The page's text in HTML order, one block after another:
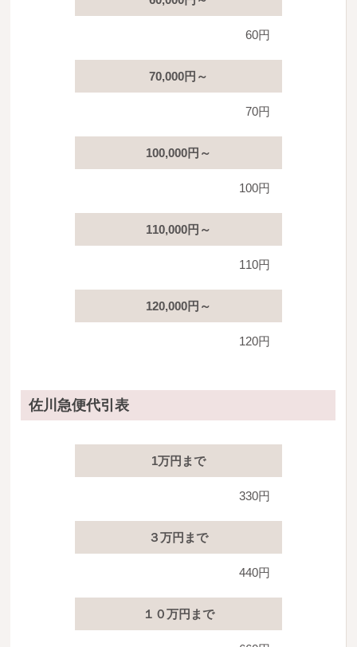
60円
70,000円～
70円
100,000円～
100円
110,000円～
110円
120,000円～
120円
佐川急便代引表
1万円まで
330円
３万円まで
440円
１０万円まで